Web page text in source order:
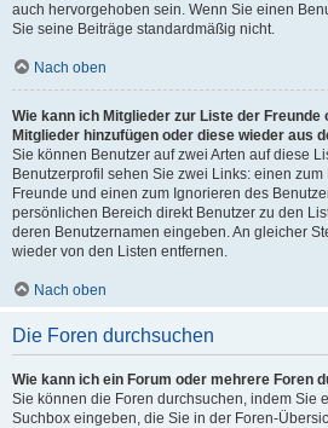
auch hervorgehoben sein. Wenn Sie einen
Sie seine Beiträge standardmäßig nicht.
Nach oben
Wie kann ich Mitglieder zur Liste der
Mitglieder hinzufügen oder diese wieder aus
Sie können Benutzer auf zwei Arten auf diese
Benutzerprofil sehen Sie zwei Links: einen
Freunde und einen zum Ignorieren des
persönlichen Bereich direkt Benutzer zu den
deren Benutzernamen eingeben. An gleicher
wieder von den Listen entfernen.
Nach oben
Die Foren durchsuchen
Wie kann ich ein Forum oder mehrere Foren
Sie können die Foren durchsuchen, indem Sie
Suchbox eingeben, die Sie in der Foren-